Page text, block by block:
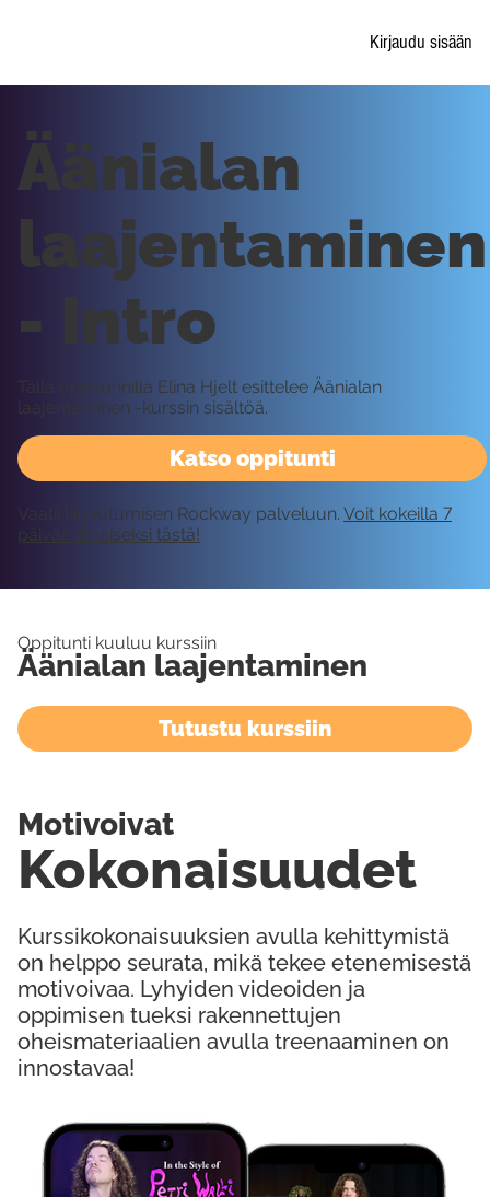
Kirjaudu sisään
Katso oppitunti
Äänialan
laajentaminen
- Intro
Tällä oppitunnilla Elina Hjelt esittelee Äänialan
laajentaminen -kurssin sisältöä.
Vaatii kirjautumisen Rockway palveluun. Voit kokeilla 7
päivää ilmaiseksi tästä!
Oppitunti kuuluu kurssiin
Äänialan laajentaminen
Tutustu kurssiin
Kurssikokonaisuuksien avulla kehittymistä
on helppo seurata, mikä tekee etenemisestä
motivoivaa. Lyhyiden videoiden ja
oppimisen tueksi rakennettujen
oheismateriaalien avulla treenaaminen on
innostavaa!
Kokonaisuudet
Motivoivat